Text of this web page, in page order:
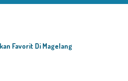
Favorit Di Magelang